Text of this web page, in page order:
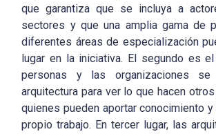
que garantiza que se incluya a
sectores y que una amplia gama de
diferentes áreas de especialización
lugar en la iniciativa. El segundo es
personas y las organizaciones
arquitectura para ver lo que hacen
quienes pueden aportar conocimiento
propio trabajo. En tercer lugar, las